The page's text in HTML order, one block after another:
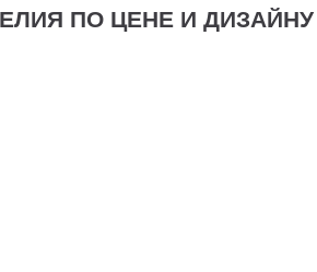
ПО ЦЕНЕ И ДИЗАЙНУ